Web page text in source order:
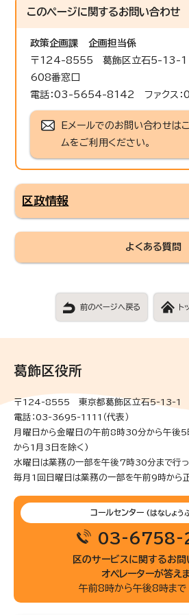
このページに関するお問い合わせ
政策企画課
企画担当係
〒124-8555 葛飾区立石5-13-
608番窓口
電話：03-5654-8142 ファクス
Eメールでのお問い合わせは
ムをご利用ください。
区政情報
よくある質問
前のページへ戻る ト
葛飾区役所
〒124-8555 東京都葛飾区立石5-13-1
電話：03-3695-1111（代表）
月曜日から金曜日の午前8時30分から午後5
から1月3日を除く)
水曜日は業務の一部を午後7時30分まで行っ
毎月1回日曜日は業務の一部を午前9時から正
コールセンター (はなしょう
03-6758-
区のサービスに関するお問
オペレーターが答え
午前8時から午後8時ま